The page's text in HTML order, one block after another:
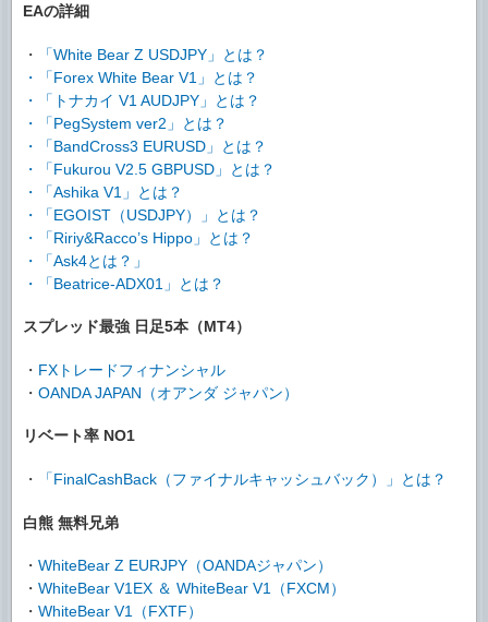
EAの詳細
・
「White Bear Z USDJPY」とは？
・
「Forex White Bear V1」とは？
・
「トナカイ V1 AUDJPY」とは？
・
「PegSystem ver2」とは？
・
「BandCross3 EURUSD」とは？
・
「Fukurou V2.5 GBPUSD」とは？
・
「Ashika V1」とは？
・
「EGOIST（USDJPY）」とは？
・
「Ririy&Racco’s Hippo」とは？
・
「Ask4とは？」
・
「Beatrice-ADX01」とは？
スプレッド最強 日足5本（MT4）
・ FXトレードフィナンシャル
・ OANDA JAPAN（オアンダ ジャパン）
リベート率 NO1
・ 「FinalCashBack（ファイナルキャッシュバック）」とは？
白熊 無料兄弟
・ WhiteBear Z EURJPY（OANDAジャパン）
・ WhiteBear V1EX ＆ WhiteBear V1（FXCM）
・ WhiteBear V1（FXTF）